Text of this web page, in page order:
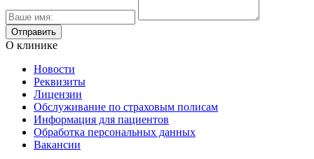
О клинике
Новости
Реквизиты
Лицензии
Обслуживание по страховым полисам
Информация для пациентов
Обработка персональных данных
Вакансии